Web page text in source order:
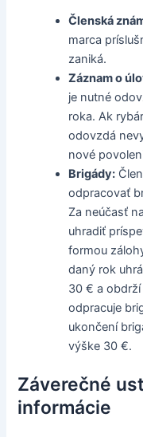
Členská
marca
zaniká.
Záznam o
je nutné
roka. Ak
odovzdá
nové
Brigády:
odpracovať
Za neúčasť
uhradiť
formou
daný rok
30 € a
odpracuje
ukončení
výške 30 €.
Záverečné
informácie